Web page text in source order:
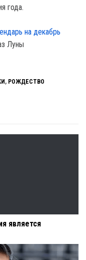
года.
на декабрь
Луны
, РОЖДЕСТВО
является